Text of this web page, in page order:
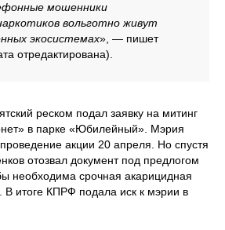
мошенники
вольготно живут
экосистемах», — пишет
отредактирована).
реском подал заявку на митинг
в парке «Юбилейный». Мэрия
акции 20 апреля. Но спустя
отозвал документ под предлогом
необходима срочная акарицидная
В итоге КПРФ подала иск к мэрии в